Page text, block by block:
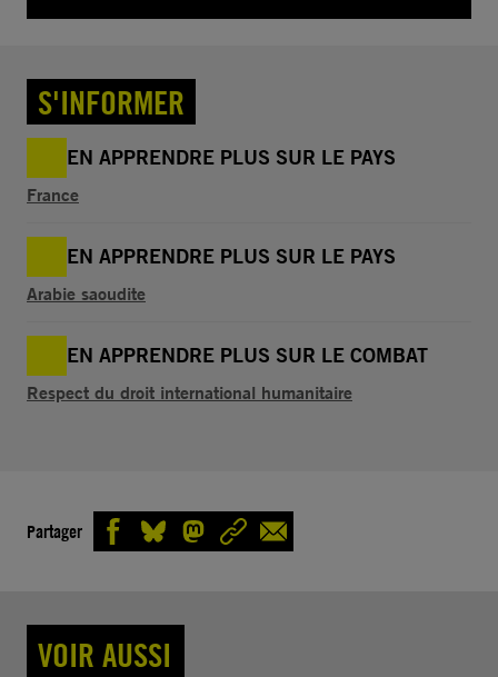
S'INFORMER
EN APPRENDRE PLUS SUR LE PAYS
France
EN APPRENDRE PLUS SUR LE PAYS
Arabie saoudite
EN APPRENDRE PLUS SUR LE COMBAT
Respect du droit international humanitaire
Partager
VOIR AUSSI